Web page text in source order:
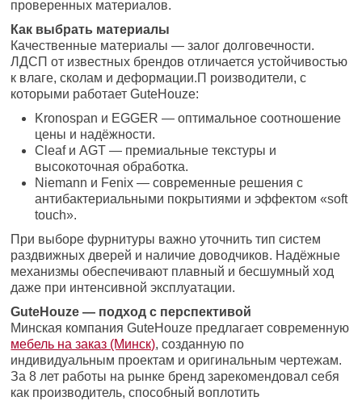
проверенных материалов.
Как выбрать материалы
Качественные материалы — залог долговечности.
ЛДСП от известных брендов отличается устойчивостью
к влаге, сколам и деформации.П роизводители, с
которыми работает GuteHouze:
Kronospan и EGGER — оптимальное соотношение
цены и надёжности.
Cleaf и AGT — премиальные текстуры и
высокоточная обработка.
Niemann и Fenix — современные решения с
антибактериальными покрытиями и эффектом «soft
touch».
При выборе фурнитуры важно уточнить тип систем
раздвижных дверей и наличие доводчиков. Надёжные
механизмы обеспечивают плавный и бесшумный ход
даже при интенсивной эксплуатации.
GuteHouze — подход с перспективой
Минская компания GuteHouze предлагает современную
мебель на заказ (Минск), созданную по
индивидуальным проектам и оригинальным чертежам.
За 8 лет работы на рынке бренд зарекомендовал себя
как производитель, способный воплотить